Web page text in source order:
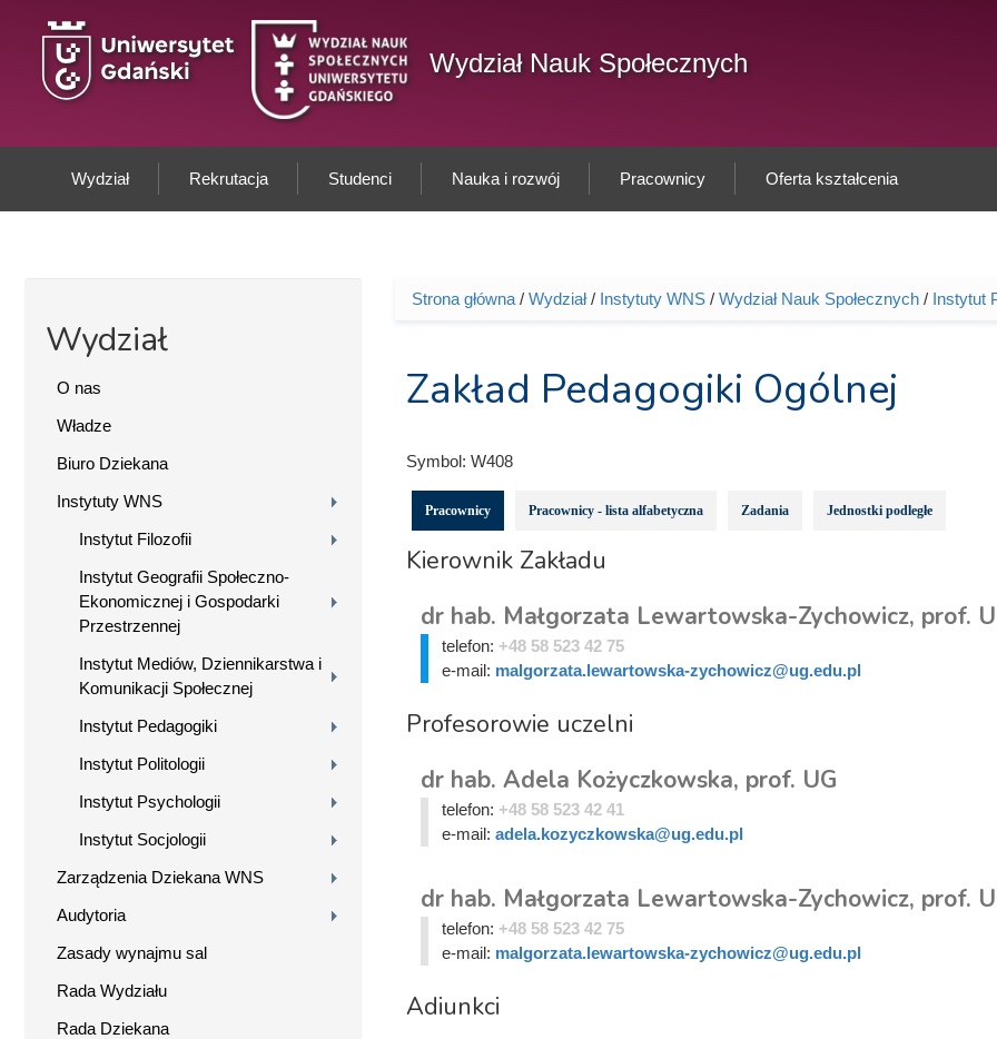
Wydział Nauk Społecznych
Wydział Rekrutacja Studenci Nauka i rozwój Pracownicy Oferta kształcenia
Wydział
O nas
Władze
Biuro Dziekana
Instytuty WNS
Instytut Filozofii
Instytut Geografii Społeczno-
Ekonomicznej i Gospodarki
Przestrzennej
Instytut Mediów, Dziennikarstwa i
Komunikacji Społecznej
Instytut Pedagogiki
Instytut Politologii
Instytut Psychologii
Instytut Socjologii
Zarządzenia Dziekana WNS
Audytoria
Zasady wynajmu sal
Rada Wydziału
Rada Dziekana
Jesteś tutaj
Strona główna/ Wydział/ Instytuty WNS/ Wydział Nauk Społecznych/ Instytut
Zakład Pedagogiki Ogólnej
Symbol: W408
Pracownicy Pracownicy - lista alfabetyczna Zadania Jednostki podległe
Kierownik Zakładu
dr hab. Małgorzata Lewartowska-Zychowicz, prof.
telefon: +48 58 523 42 75
e-mail: malgorzata.lewartowska-zychowicz@ug.edu.pl
Profesorowie uczelni
dr hab. Adela Kożyczkowska, prof. UG
telefon: +48 58 523 42 41
e-mail: adela.kozyczkowska@ug.edu.pl
dr hab. Małgorzata Lewartowska-Zychowicz, prof.
telefon: +48 58 523 42 75
e-mail: malgorzata.lewartowska-zychowicz@ug.edu.pl
Adiunkci